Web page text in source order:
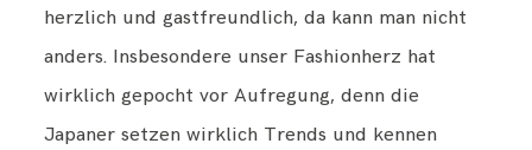
herzlich und gastfreundlich, da kann man nicht
anders. Insbesondere unser Fashionherz hat
wirklich gepocht vor Aufregung, denn die
Japaner setzen wirklich Trends und kennen